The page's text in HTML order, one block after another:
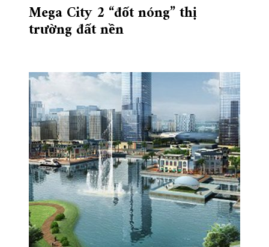
Mega City 2 “đốt nóng” thị
trường đất nền